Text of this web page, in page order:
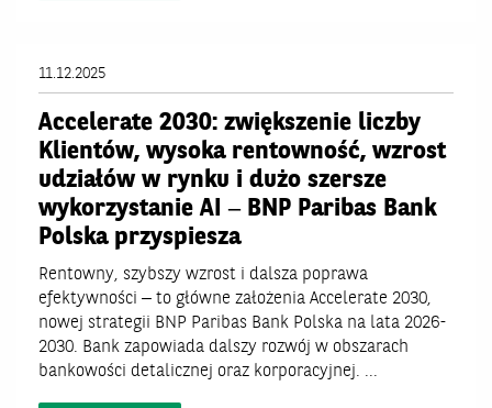
11.12.2025
Accelerate 2030: zwiększenie liczby
Klientów, wysoka rentowność, wzrost
udziałów w rynku i dużo szersze
wykorzystanie AI – BNP Paribas Bank
Polska przyspiesza
Rentowny, szybszy wzrost i dalsza poprawa
efektywności – to główne założenia Accelerate 2030,
nowej strategii BNP Paribas Bank Polska na lata 2026-
2030. Bank zapowiada dalszy rozwój w obszarach
bankowości detalicznej oraz korporacyjnej. ...